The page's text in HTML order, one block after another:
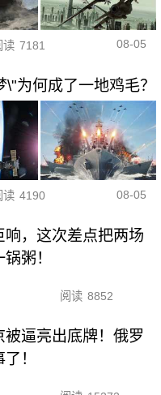
读 7181 08-05
为何成了一地鸡毛？
读 4190 08-05
响，这次差点把两场
粥！
阅读 8852
被逼亮出底牌！俄罗
！